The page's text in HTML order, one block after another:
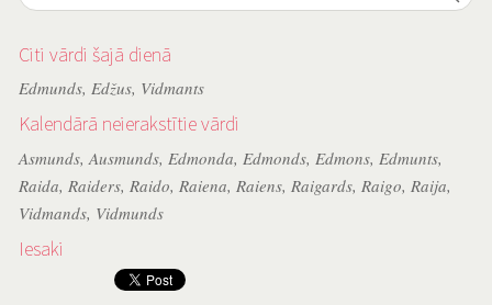
Citi vārdi šajā dienā
Edmunds, Edžus, Vidmants
Kalendārā neierakstītie vārdi
Asmunds, Ausmunds, Edmonda, Edmonds, Edmons, Edmunts,
Raida, Raiders, Raido, Raiena, Raiens, Raigards, Raigo, Raija,
Vidmands, Vidmunds
Iesaki